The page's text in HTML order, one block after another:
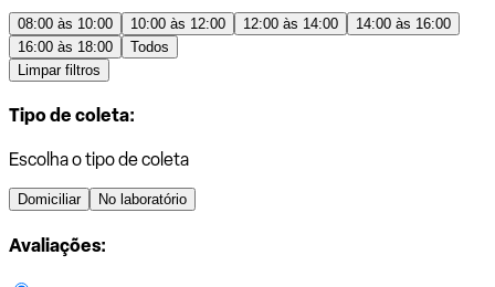
08:00 às 10:00 10:00 às 12:00 12:00 às 14:00
14:00 às 16:00
16:00 às 18:00
Todos
Limpar filtros
Tipo de coleta:
Escolha o tipo de coleta
Domiciliar No laboratório
Avaliações: